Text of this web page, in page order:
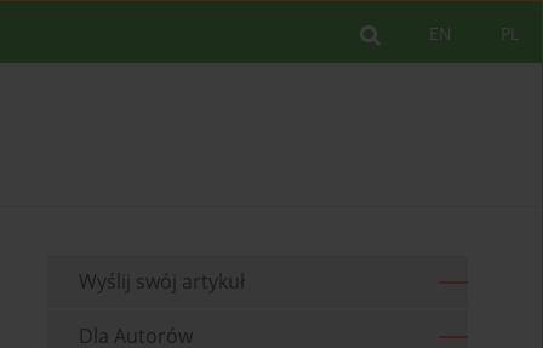
PL
EN
Wyślij swój artykuł
Dla Autorów